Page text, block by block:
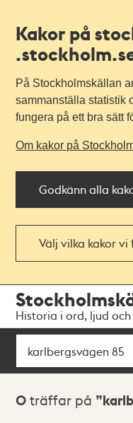
Kakor på
På Stockholmskällan
sammanställa statistik
fungera på ett bra sätt
Om kakor på
Godkänn alla
Välj vilka kakor
navigationen
huvudinnehållet
Historia i ord, ljud
Sök
Sökresultat
0 träffar på